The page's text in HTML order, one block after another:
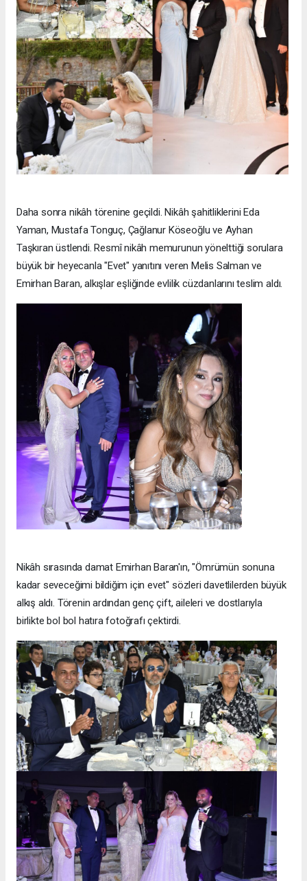
Daha sonra nikâh törenine geçildi. Nikâh şahitliklerini Eda
Yaman, Mustafa Tonguç, Çağlanur Köseoğlu ve Ayhan
Taşkıran üstlendi. Resmî nikâh memurunun yönelttiği sorulara
büyük bir heyecanla "Evet" yanıtını veren Melis Salman ve
Emirhan Baran, alkışlar eşliğinde evlilik cüzdanlarını teslim aldı.
Nikâh sırasında damat Emirhan Baran'ın, "Ömrümün sonuna
kadar seveceğimi bildiğim için evet" sözleri davetlilerden büyük
alkış aldı. Törenin ardından genç çift, aileleri ve dostlarıyla
birlikte bol bol hatıra fotoğrafı çektirdi.